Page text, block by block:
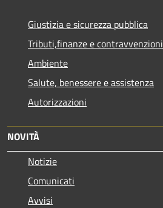
Giustizia e sicurezza pubblica
Tributi,finanze e contravvenzioni
Ambiente
Salute, benessere e assistenza
Autorizzazioni
NOVITÀ
Notizie
Comunicati
Avvisi